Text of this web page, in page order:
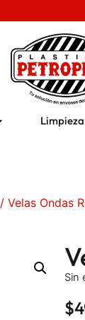
Limpieza
/ Velas Ondas
Sin
$